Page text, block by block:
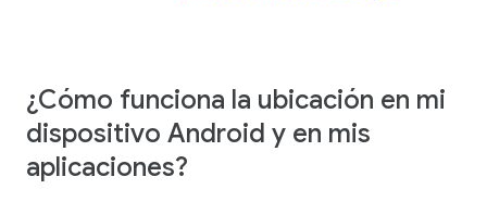
¿Cómo funciona la ubicación en mi
dispositivo Android y en mis
aplicaciones?